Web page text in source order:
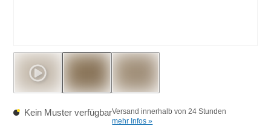
Kein Muster verfügbarVersand innerhalb von 24 Stunden
mehr Infos »